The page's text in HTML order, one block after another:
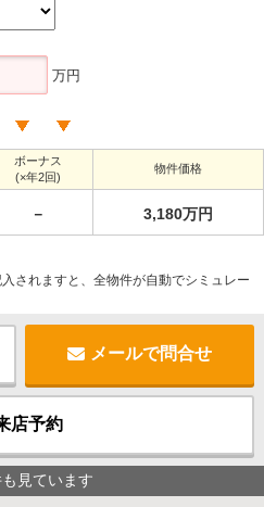
万円
ボーナス
(×年2回)
物件価格
－ 3,180万円
されますと、全物件が自動でシミュレー
メールで問合せ
店予約
見ています